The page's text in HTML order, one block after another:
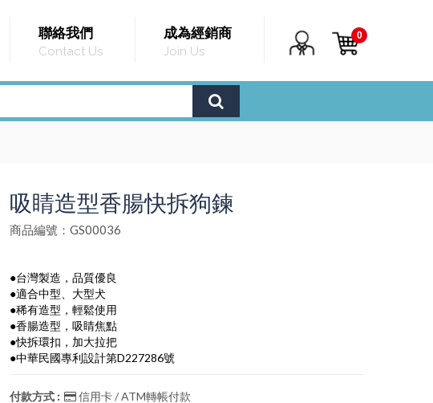
0
聯絡我們
Contact Us
成為經銷商
Join Us
吸睛造型香腸快拆狗鍊
商品編號：GS00036
●台灣製造，品質優良
●適合中型、大型犬
●稀有造型，輕鬆使用
●香腸造型，吸睛焦點
●快拆環扣，加大拉把
●中華民國專利設計第D227286號
付款方式 : 信用卡 / ATM轉帳付款